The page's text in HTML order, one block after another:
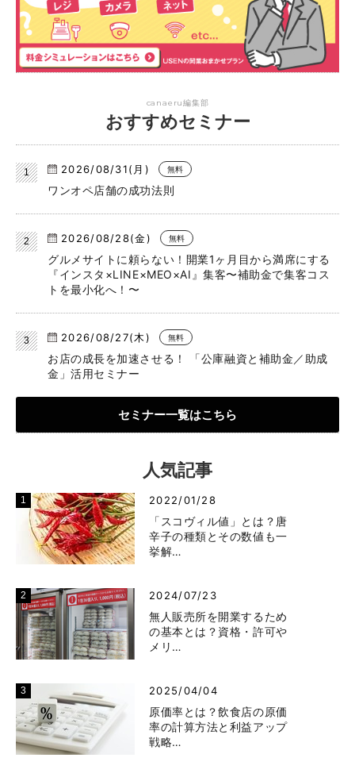
canaeru編集部
おすすめセミナー
2026/08/31(月) 無料
ワンオペ店舗の成功法則
2026/08/28(金) 無料
グルメサイトに頼らない！開業1ヶ月目から満席にする
『インスタ×LINE×MEO×AI』集客〜補助金で集客コス
トを最小化へ！〜
2026/08/27(木) 無料
お店の成長を加速させる！ 「公庫融資と補助金／助成
金」活用セミナー
セミナー一覧はこちら
人気記事
2022/01/28
「スコヴィル値」とは？唐
辛子の種類とその数値も一
挙解…
2024/07/23
無人販売所を開業するため
の基本とは？資格・許可や
メリ…
2025/04/04
原価率とは？飲食店の原価
率の計算方法と利益アップ
戦略…